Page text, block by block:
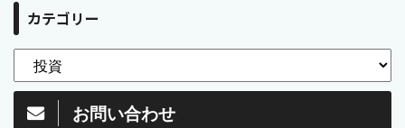
カテゴリー
お問い合わせ